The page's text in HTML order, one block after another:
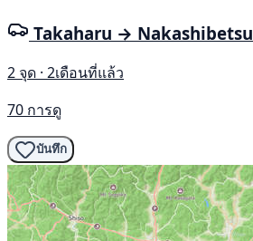
Takaharu → Nakashibetsu
2 จุด · 2เดือนที่แล้ว
70 การดู
บันทึก